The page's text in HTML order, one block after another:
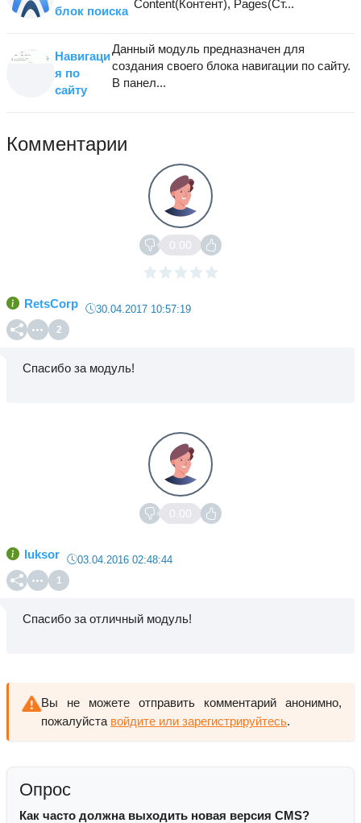
блок поиска
Content(Контент), Pages(Cт...
Навигаци
я по
сайту
Данный модуль предназначен для
создания своего блока навигации по сайту.
В панел...
Комментарии
0.00
RetsCorp 30.04.2017 10:57:19
2
Спасибо за модуль!
0.00
luksor 03.04.2016 02:48:44
1
Спасибо за отличный модуль!
Вы не можете отправить комментарий анонимно,
пожалуйста войдите или зарегистрируйтесь.
Опрос
Как часто должна выходить новая версия CMS?